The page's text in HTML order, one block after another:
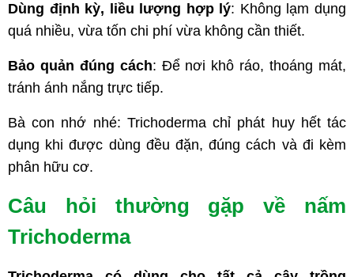
Dùng định kỳ, liều lượng hợp lý: Không lạm dụng
quá nhiều, vừa tốn chi phí vừa không cần thiết.
Bảo quản đúng cách: Để nơi khô ráo, thoáng mát,
tránh ánh nắng trực tiếp.
Bà con nhớ nhé: Trichoderma chỉ phát huy hết tác
dụng khi được dùng đều đặn, đúng cách và đi kèm
phân hữu cơ.
Câu hỏi thường gặp về nấm
Trichoderma